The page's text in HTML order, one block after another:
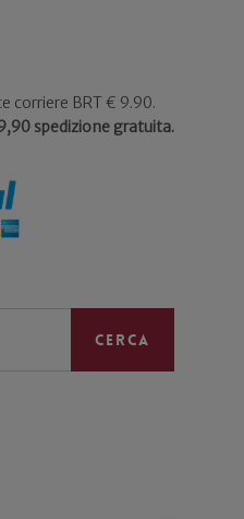
corriere BRT € 9.90.
spedizione gratuita.
Cerca